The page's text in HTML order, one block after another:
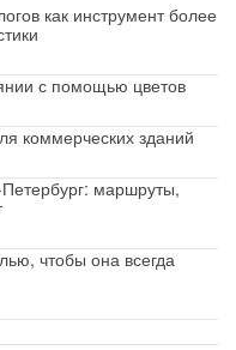
как инструмент более
с помощью цветов
коммерческих зданий
маршруты,
чтобы она всегда